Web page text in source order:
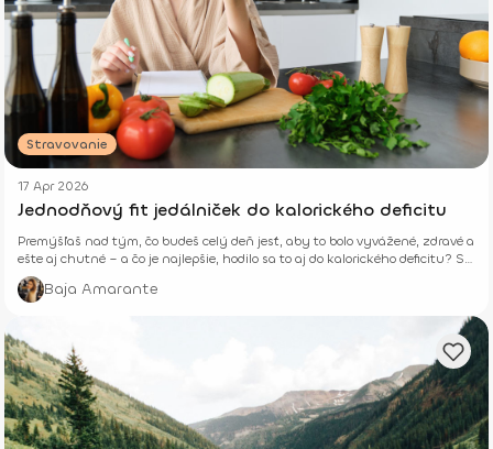
Stravovanie
17 Apr 2026
Jednodňový fit jedálniček do kalorického deficitu
Premýšľaš nad tým, čo budeš celý deň jesť, aby to bolo vyvážené, zdravé a
ešte aj chutné – a čo je najlepšie, hodilo sa to aj do kalorického deficitu? Si
tu správne.
Baja Amarante